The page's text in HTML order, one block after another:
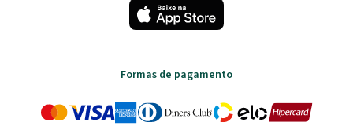
Formas de pagamento